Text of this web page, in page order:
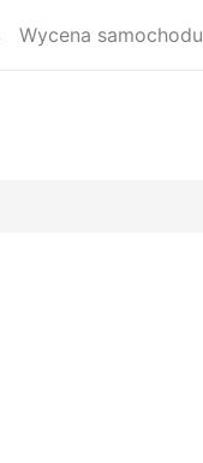
Wycena samochodu